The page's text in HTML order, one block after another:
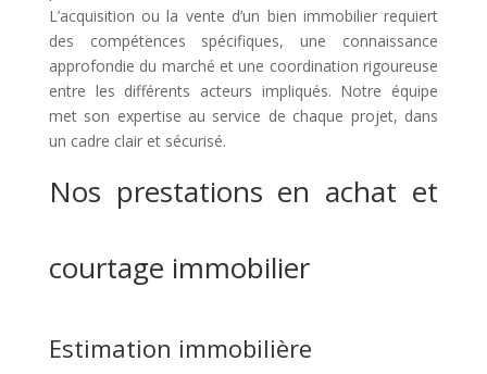
L’acquisition ou la vente d’un bien immobilier requiert
des compétences spécifiques, une connaissance
approfondie du marché et une coordination rigoureuse
entre les différents acteurs impliqués. Notre équipe
met son expertise au service de chaque projet, dans
un cadre clair et sécurisé.
Nos prestations en achat et
courtage immobilier
Estimation immobilière